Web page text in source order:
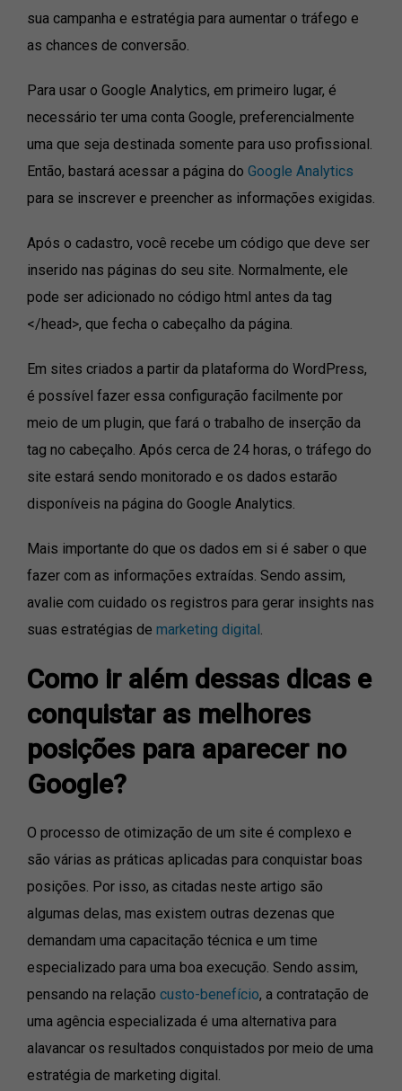
sua campanha e estratégia para aumentar o tráfego e
as chances de conversão.
Para usar o Google Analytics, em primeiro lugar, é
necessário ter uma conta Google, preferencialmente
uma que seja destinada somente para uso profissional.
Então, bastará acessar a página do Google Analytics
para se inscrever e preencher as informações exigidas.
Após o cadastro, você recebe um código que deve ser
inserido nas páginas do seu site. Normalmente, ele
pode ser adicionado no código html antes da tag
</head>, que fecha o cabeçalho da página.
Em sites criados a partir da plataforma do WordPress,
é possível fazer essa configuração facilmente por
meio de um plugin, que fará o trabalho de inserção da
tag no cabeçalho. Após cerca de 24 horas, o tráfego do
site estará sendo monitorado e os dados estarão
disponíveis na página do Google Analytics.
Mais importante do que os dados em si é saber o que
fazer com as informações extraídas. Sendo assim,
avalie com cuidado os registros para gerar insights nas
suas estratégias de marketing digital.
Como ir além dessas dicas e
conquistar as melhores
posições para aparecer no
Google?
O processo de otimização de um site é complexo e
são várias as práticas aplicadas para conquistar boas
posições. Por isso, as citadas neste artigo são
algumas delas, mas existem outras dezenas que
demandam uma capacitação técnica e um time
especializado para uma boa execução. Sendo assim,
pensando na relação custo-benefício, a contratação de
uma agência especializada é uma alternativa para
alavancar os resultados conquistados por meio de uma
estratégia de marketing digital.